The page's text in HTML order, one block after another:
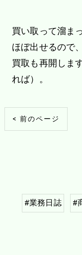
買い取って溜ま
ほぼ出せるので
買取も再開しま
れば）。
< 前のページ
#業務日誌 #